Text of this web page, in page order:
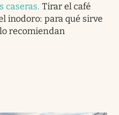
caseras. Tirar el café
inodoro: para qué sirve
recomiendan